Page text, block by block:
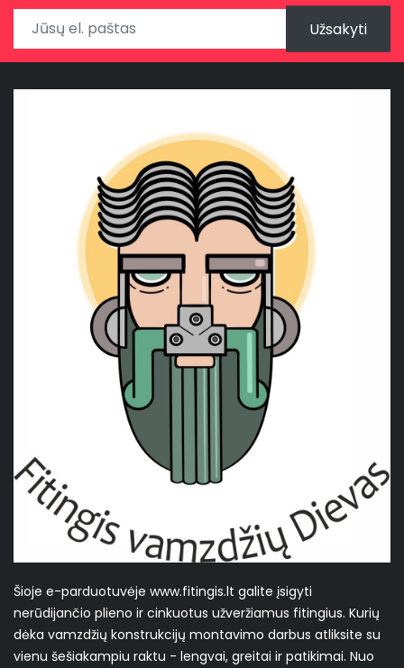
Užsakyti
Šioje e-parduotuvėje www.fitingis.lt galite įsigyti
nerūdijančio plieno ir cinkuotus užveržiamus fitingius. Kurių
dėka vamzdžių konstrukcijų montavimo darbus atliksite su
vienu šešiakampiu raktu - lengvai, greitai ir patikimai. Nuo